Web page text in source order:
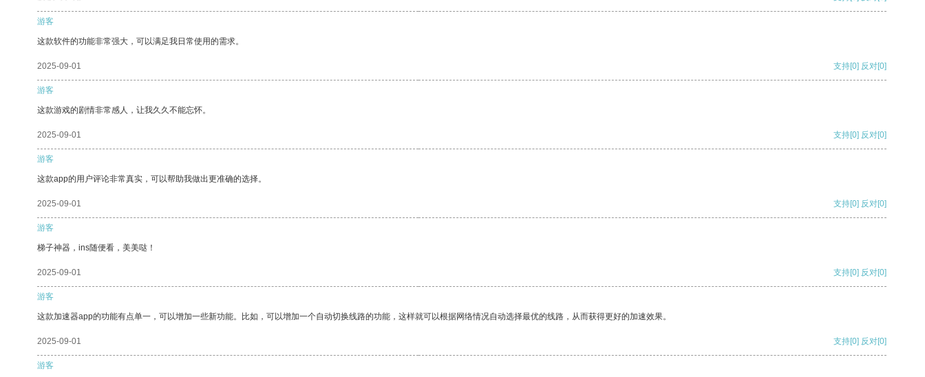
游客
这款软件的功能非常强大，可以满足我日常使用的需求。
2025-09-01 支持[0] 反对[0]
游客
这款游戏的剧情非常感人，让我久久不能忘怀。
2025-09-01 支持[0] 反对[0]
游客
这款app的用户评论非常真实，可以帮助我做出更准确的选择。
2025-09-01 支持[0] 反对[0]
游客
梯子神器，ins随便看，美美哒！
2025-09-01 支持[0] 反对[0]
游客
这款加速器app的功能有点单一，可以增加一些新功能。比如，可以增加一个自动切换线路的功能，这样就可以根据网络情况自动选择最优的线路，从而获得更好的加速效果。
2025-09-01 支持[0] 反对[0]
游客